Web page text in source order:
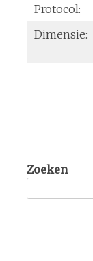
Protocol:
Dimensie:
Zoeken